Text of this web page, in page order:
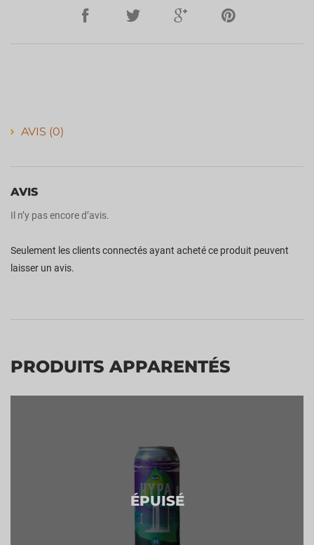
AVIS (0)
AVIS
Il n’y pas encore d’avis.
Seulement les clients connectés ayant acheté ce produit peuvent
laisser un avis.
PRODUITS APPARENTÉS
ÉPUISÉ